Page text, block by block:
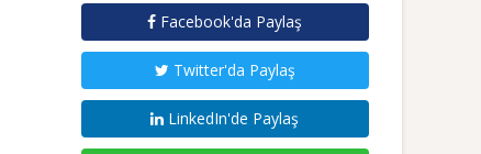
Facebook'da Paylaş
Twitter'da Paylaş
LinkedIn'de Paylaş